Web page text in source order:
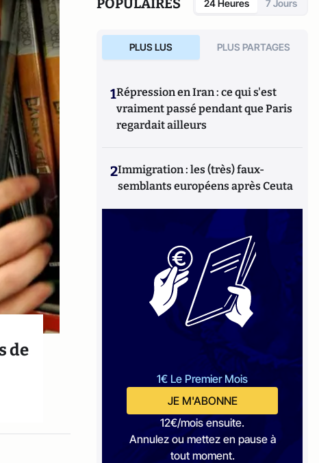
de
POPULAIRES 24 Heures 7 Jours
PLUS LUS PLUS PARTAGES
1Répression en Iran : ce qui s'est
vraiment passé pendant que Paris
regardait ailleurs
2Immigration : les (très) faux-
semblants européens après Ceuta
1€ Le Premier Mois
JE M'ABONNE
12€/mois ensuite.
Annulez ou mettez en pause à
tout moment.